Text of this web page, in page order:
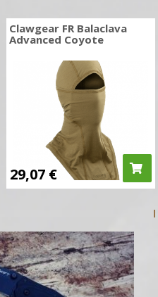
Clawgear FR Balaclava
Advanced Coyote
29,07 €